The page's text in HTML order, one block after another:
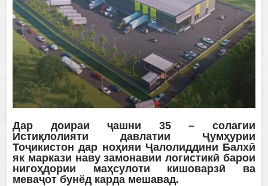
Дар доираи ҷашни 35 – солагии
Истиқлолияти давлатии Ҷумҳурии
Тоҷикистон дар ноҳияи Ҷалолиддини Балхӣ
як маркази наву замонавии логистикӣ барои
нигоҳдории маҳсулоти кишоварзӣ ва
меваҷот бунёд карда мешавад.